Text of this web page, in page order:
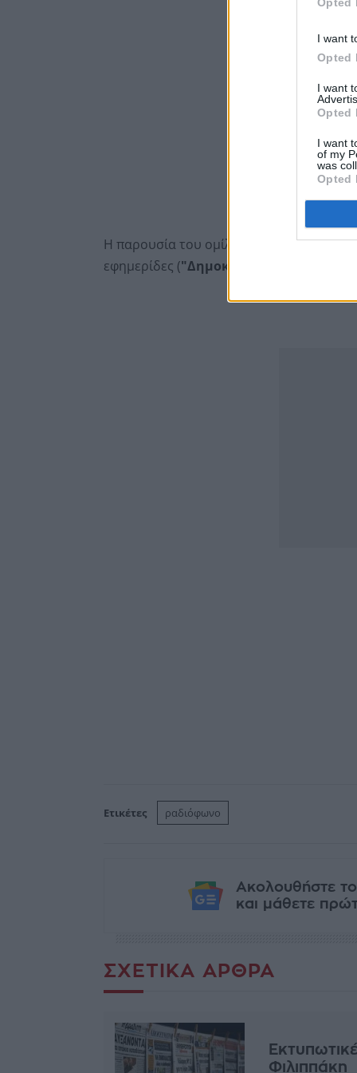
I want
Opted
I want
Opted
I want
of my
was
Opted
Η παρουσία του ομίλου είναι ισχυρή
εφημερίδες ("Δημοκρατία", "Εστία",
Ετικέτες ραδιόφωνο
Ακολουθήστε
και μάθετε
ΣΧΕΤΙΚΆ ΆΡΘΡΑ
Φιλιππάκη